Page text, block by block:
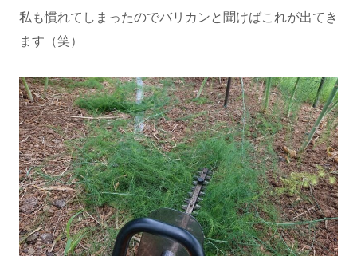
私も慣れてしまったのでバリカンと聞けばこれが出てき
ます（笑）